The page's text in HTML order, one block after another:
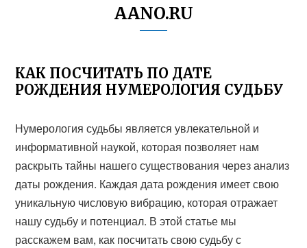
AANO.RU
КАК ПОСЧИТАТЬ ПО ДАТЕ
РОЖДЕНИЯ НУМЕРОЛОГИЯ СУДЬБУ
Нумерология судьбы является увлекательной и
информативной наукой, которая позволяет нам
раскрыть тайны нашего существования через анализ
даты рождения. Каждая дата рождения имеет свою
уникальную числовую вибрацию, которая отражает
нашу судьбу и потенциал. В этой статье мы
расскажем вам, как посчитать свою судьбу с